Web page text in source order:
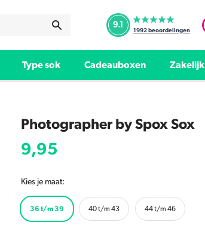
9.1
1992beoordelingen
Type sok Cadeauboxen Zakelijk
Photographer by Spox Sox
9,95
Kies je maat:
36 t/m 39 40 t/m 43 44 t/m 46